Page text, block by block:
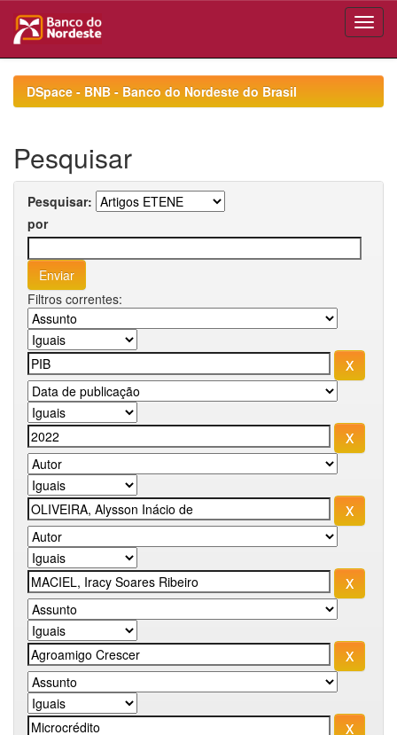
navigationDSpace - BNB - Banco do Nordeste do Brasil
Pesquisar
Pesquisar:
por
Filtros correntes: